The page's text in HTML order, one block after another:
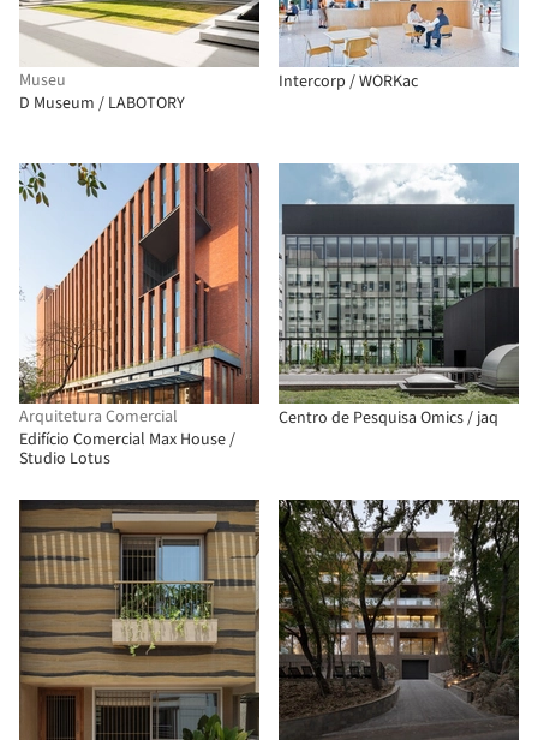
Museu
D Museum / LABOTORY
Intercorp / WORKac
Arquitetura Comercial
Edifício Comercial Max House /
Studio Lotus
Centro de Pesquisa Omics / jaq